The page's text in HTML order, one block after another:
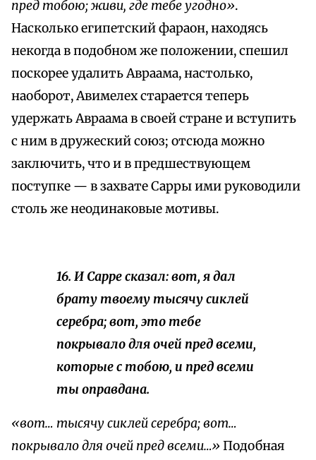
пред тобою; живи, где тебе угодно».
Насколько египетский фараон, находясь
некогда в подобном же положении, спешил
поскорее удалить Авраама, настолько,
наоборот, Авимелех старается теперь
удержать Авраама в своей стране и вступить
с ним в дружеский союз; отсюда можно
заключить, что и в предшествующем
поступке — в захвате Сарры ими руководили
столь же неодинаковые мотивы.
16. И Сарре сказал: вот, я дал
брату твоему тысячусиклей
серебра; вот, это тебе
покрывало для очей пред всеми,
которые с тобою, и пред всеми
ты оправдана.
«вот… тысячу сиклей серебра; вот…
покрывало для очей пред всеми…» Подобная